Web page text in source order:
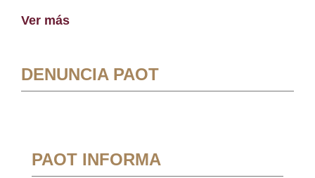
Ver más
DENUNCIA PAOT
PAOT INFORMA